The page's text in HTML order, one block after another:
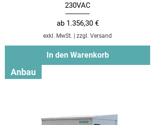
230VAC
ab 1.356,30 €
Sale-Preis
exkl. MwSt. zzgl. Versand
In den Warenkorb
Anbau